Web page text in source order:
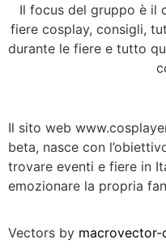
Il focus del gruppo è il
fiere cosplay, consigli,
durante le fiere e tutto
Il sito web
beta, nasce con
trovare eventi e fiere in
emozionare la propria
Vectors by